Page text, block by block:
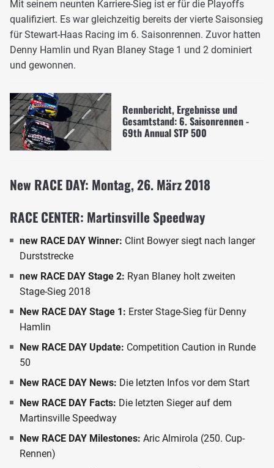
Mit seinem neunten Karriere-Sieg ist er für die Playoffs
qualifiziert. Es war gleichzeitig bereits der vierte Saisonsieg
für Stewart-Haas Racing im 6. Saisonrennen. Zuvor hatten
Denny Hamlin und Ryan Blaney Stage 1 und 2 dominiert
und gewonnen.
Rennbericht, Ergebnisse und
Gesamtstand: 6. Saisonrennen -
69th Annual STP 500
New RACE DAY: Montag, 26. März 2018
RACE CENTER: Martinsville Speedway
new RACE DAY Winner: Clint Bowyer siegt nach langer
Durststrecke
new RACE DAY Stage 2: Ryan Blaney holt zweiten
Stage-Sieg 2018
New RACE DAY Stage 1: Erster Stage-Sieg für Denny
Hamlin
New RACE DAY Update: Competition Caution in Runde
50
New RACE DAY News: Die letzten Infos vor dem Start
New RACE DAY Facts: Die letzten Sieger auf dem
Martinsville Speedway
New RACE DAY Milestones: Aric Almirola (250. Cup-
Rennen)